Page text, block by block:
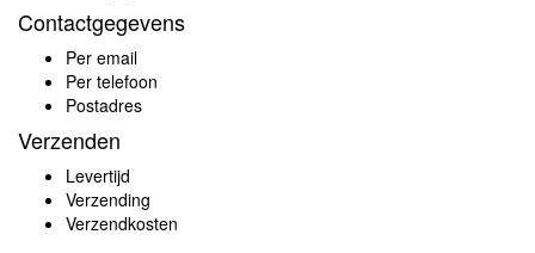
Contactgegevens
Per email
Per telefoon
Postadres
Verzenden
Levertijd
Verzending
Verzendkosten